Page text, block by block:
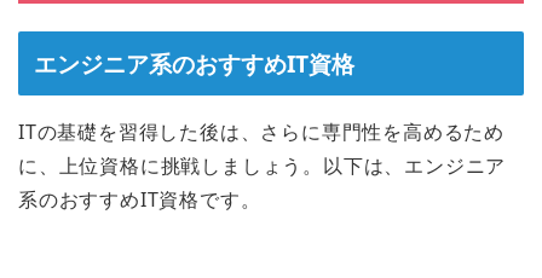
エンジニア系のおすすめIT資格
ITの基礎を習得した後は、さらに専門性を高めるため
に、上位資格に挑戦しましょう。以下は、エンジニア
系のおすすめIT資格です。